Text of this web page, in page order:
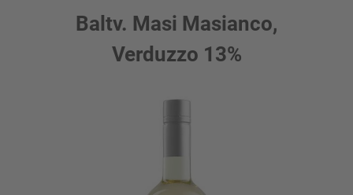
Baltv. Masi Masianco,
Verduzzo 13%